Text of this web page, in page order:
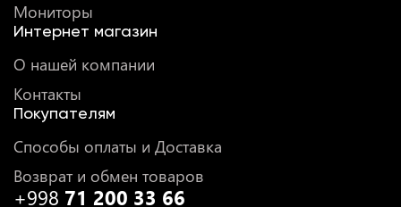
Мониторы
Интернет магазин
О нашей компании
Контакты
Покупателям
Способы оплаты и Доставка
Возврат и обмен товаров
+998 71 200 33 66